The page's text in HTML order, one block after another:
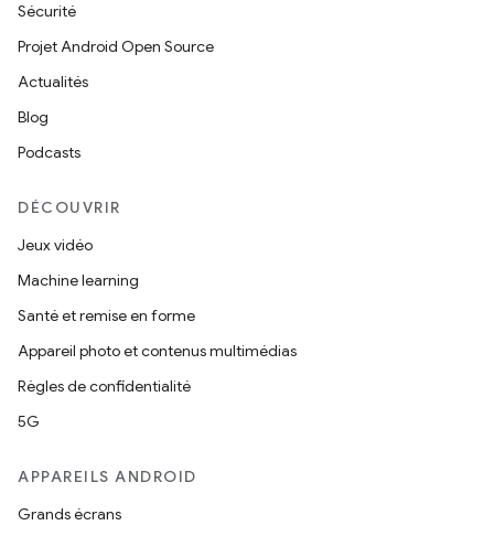
Sécurité
Projet Android Open Source
Actualités
Blog
Podcasts
DÉCOUVRIR
Jeux vidéo
Machine learning
Santé et remise en forme
Appareil photo et contenus multimédias
Règles de confidentialité
5G
APPAREILS ANDROID
Grands écrans